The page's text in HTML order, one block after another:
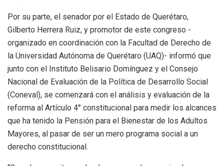
Por su parte, el senador por el Estado de Querétaro,
Gilberto Herrera Ruiz, y promotor de este congreso -
organizado en coordinación con la Facultad de Derecho de
la Universidad Autónoma de Querétaro (UAQ)- informó que
junto con el Instituto Belisario Domínguez y el Consejo
Nacional de Evaluación de la Política de Desarrollo Social
(Coneval), se comenzará con el análisis y evaluación de la
reforma al Artículo 4° constitucional para medir los alcances
que ha tenido la Pensión para el Bienestar de los Adultos
Mayores, al pasar de ser un mero programa social a un
derecho constitucional.